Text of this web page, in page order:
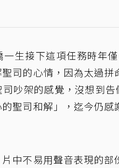
一生接下這項任務時年
司的心情，因為太過
司吵架的感覺，沒想到
聖司和解」，迄今仍
中不易用聲音表現的